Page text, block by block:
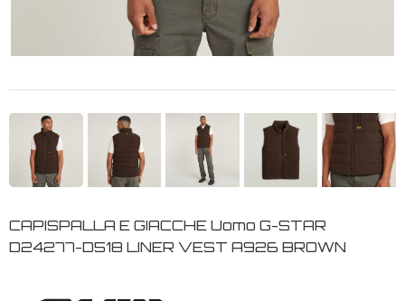
CAPISPALLA E GIACCHE Uomo G-STAR
D24277-D518 LINER VEST A926 BROWN